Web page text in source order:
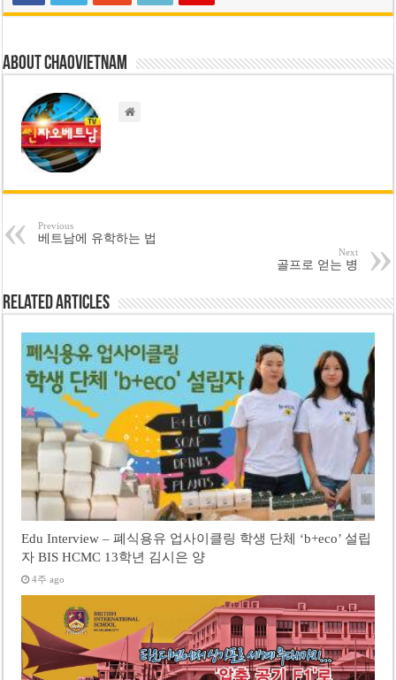
About chaovietnam
Previous
베트남에 유학하는 법
Next
골프로 얻는 병
Related Articles
Edu Interview – 폐식용유 업사이클링 학생 단체 ‘b+eco’ 설립
자 BIS HCMC 13학년 김시은 양
4주 ago